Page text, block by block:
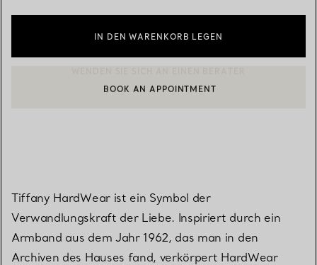
IN DEN WARENKORB LEGEN
EINEN KUNDENBERATER KONTAKTIEREN ODER EINEN
BOOK AN APPOINTMENT
Tiffany HardWear ist ein Symbol der
Verwandlungskraft der Liebe. Inspiriert durch ein
Armband aus dem Jahr 1962, das man in den
Archiven des Hauses fand, verkörpert HardWear